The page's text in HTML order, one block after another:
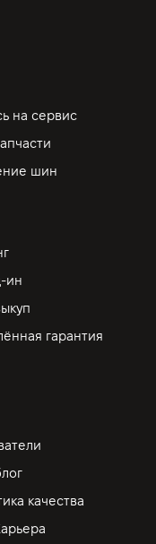
на сервис
шин
ин
гарантия
качества